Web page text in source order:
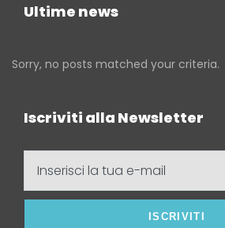
Ultime news
Sorry, no posts matched your criteria.
Iscriviti alla Newsletter
tua